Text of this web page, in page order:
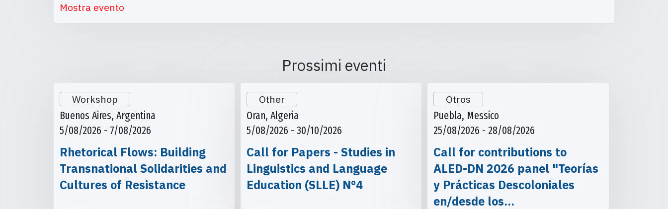
Mostra evento
Prossimi eventi
Workshop
Buenos Aires, Argentina
5/08/2026 - 7/08/2026
Rhetorical Flows: Building
Transnational Solidarities and
Cultures of Resistance
Other
Oran, Algeria
5/08/2026 - 30/10/2026
Call for Papers - Studies in
Linguistics and Language
Education (SLLE) N°4
Otros
Puebla, Messico
25/08/2026 - 28/08/2026
Call for contributions to
ALED-DN 2026 panel "Teorías
y Prácticas Descoloniales
en/desde los…